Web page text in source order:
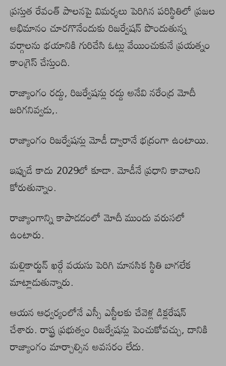
ప్రస్తుత రేవంత్ పాలనపై విమర్శలు పెరిగిన పరిస్థితిలో ప్రజల
అభిమానం చూరగొనేందుకు రిజర్వేషన్ పొందుతున్న
వర్గాలను భయానికి గురిచేసి ఓట్లు వేయించుకునే ప్రయత్నం
కాంగ్రెస్ చేస్తుంది.
రాజ్యాంగం రద్దు, రిజర్వేషన్లు రద్దు అనేవి నరేంద్ర మోదీ
జరిగనివ్వడు,.
రాజ్యాంగం రిజర్వేషన్లు మోడీ ద్వారానే భద్రంగా ఉంటాయి.
ఇప్పుడే కాదు 2029లో కూడా. మోడీనే ప్రధాని కావాలని
కోరుతున్నాం.
రాజ్యాంగాన్ని కాపాడడంలో మోదీ ముందు వరుసలో
ఉంటారు.
మల్లికార్జున్ ఖర్గే వయసు పెరిగి మానసిక స్థితి బాగలేక
మాట్లాడుతున్నారు.
ఆయన ఆధ్వర్యంలోనే ఎస్సీ ఎస్టీలకు చేవెళ్ల డిక్లరేషన్
చేశారు. రాష్ట్ర ప్రభుత్వం రిజర్వేషన్లు పెంచుకోవచ్చు, దానికి
రాజ్యాంగం మార్చాల్సిన అవసరం లేదు.